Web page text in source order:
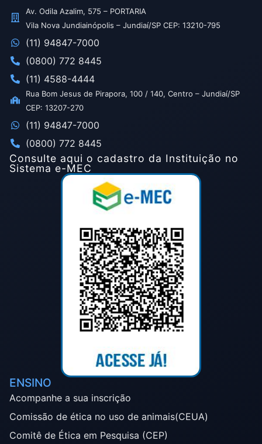
Av. Odila Azalim, 575 – PORTARIA
Vila Nova Jundiainópolis – Jundiaí/SP CEP: 13210-795
(11) 94847-7000
(0800) 772 8445
(11) 4588-4444
Rua Bom Jesus de Pirapora, 100 / 140, Centro – Jundiaí/SP
CEP: 13207-270
(11) 94847-7000
(0800) 772 8445
Consulte aqui o cadastro da Instituição no
Sistema e-MEC
ENSINO
Acompanhe a sua inscrição
Comissão de ética no uso de animais(CEUA)
Comitê de Ética em Pesquisa (CEP)